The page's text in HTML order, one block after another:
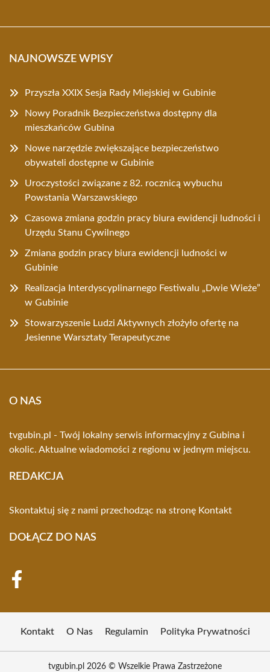
NAJNOWSZE WPISY
Przyszła XXIX Sesja Rady Miejskiej w Gubinie
Nowy Poradnik Bezpieczeństwa dostępny dla
mieszkańców Gubina
Nowe narzędzie zwiększające bezpieczeństwo
obywateli dostępne w Gubinie
Uroczystości związane z 82. rocznicą wybuchu
Powstania Warszawskiego
Czasowa zmiana godzin pracy biura ewidencji ludności i
Urzędu Stanu Cywilnego
Zmiana godzin pracy biura ewidencji ludności w
Gubinie
Realizacja Interdyscyplinarnego Festiwalu „Dwie Wieże”
w Gubinie
Stowarzyszenie Ludzi Aktywnych złożyło ofertę na
Jesienne Warsztaty Terapeutyczne
O NAS
tvgubin.pl - Twój lokalny serwis informacyjny z Gubina i
okolic. Aktualne wiadomości z regionu w jednym miejscu.
REDAKCJA
Skontaktuj się z nami przechodząc na stronę Kontakt
DOŁĄCZ DO NAS
Kontakt O Nas Regulamin Polityka Prywatności
tvgubin.pl 2026 © Wszelkie Prawa Zastrzeżone